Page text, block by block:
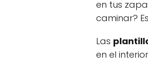
en tus
caminar?
Las
en el